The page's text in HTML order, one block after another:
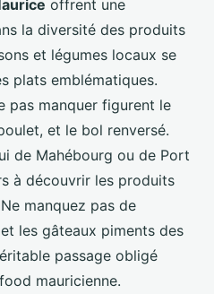
offrent une
la diversité des produits
et légumes locaux se
plats emblématiques.
pas manquer figurent le
et le bol renversé.
de Mahébourg ou de Port
à découvrir les produits
manquez pas de
les gâteaux piments des
passage obligé
mauricienne.